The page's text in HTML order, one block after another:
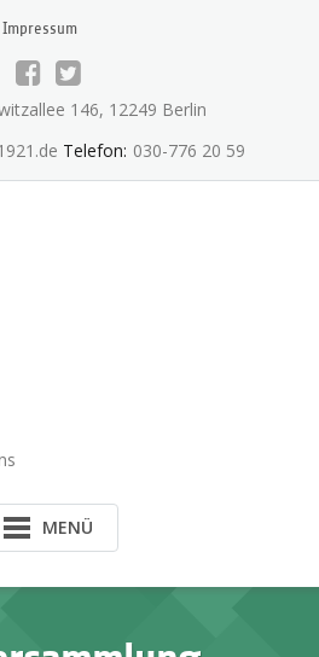
Impressum
146, 12249 Berlin
Telefon: 030-776 20 59
MENÜ